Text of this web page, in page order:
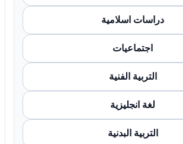
دراسات اسلامية
اجتماعيات
التربية الفنية
لغة انجليزية
التربية البدنية